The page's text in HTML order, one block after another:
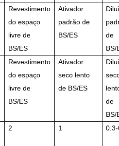
Revestimento
do espaço
livre de
BS/ES
Ativador
padrão de
BS/ES
de
BS/
Revestimento
do espaço
livre de
BS/ES
Ativador
seco lento
de BS/ES
de
BS/
2 1